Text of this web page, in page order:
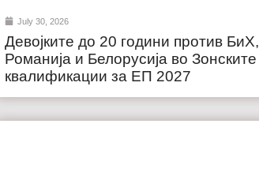
July 30, 2026
Девојките до 20 години против БиХ,
Романија и Белорусија во Зонските
квалификации за ЕП 2027